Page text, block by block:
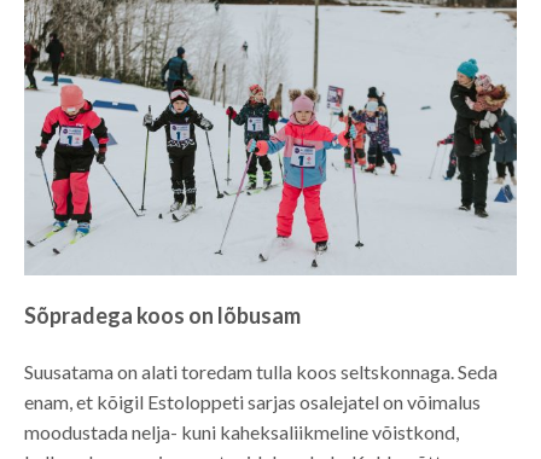
Sõpradega koos on lõbusam
Suusatama on alati toredam tulla koos seltskonnaga. Seda
enam, et kõigil Estoloppeti sarjas osalejatel on võimalus
moodustada nelja- kuni kaheksaliikmeline võistkond,